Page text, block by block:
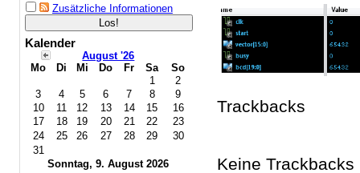
Zusätzliche Informationen
Kalender
August '26
Mo
Di Mi Do Fr Sa So
Sonntag, 9. August 2026
1
2
3
4 5 6 7 8
9
10
11 12 13 14 15
16
17
18 19 20 21 22
23
24
25 26 27 28 29
30
31
Trackbacks
Keine Trackbacks